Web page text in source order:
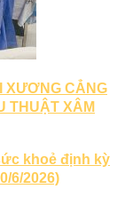
XƯƠNG CẲNG
THUẬT XÂM
khoẻ định kỳ
6/2026)